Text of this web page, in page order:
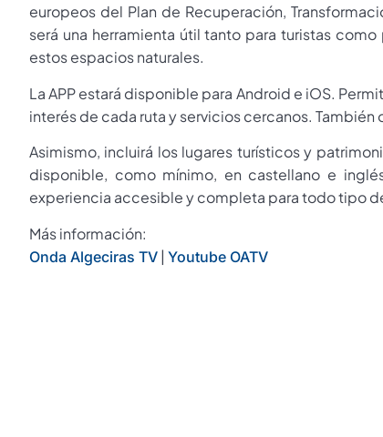
europeos del Plan de Recuperación,
será una herramienta útil tanto para turistas
estos espacios naturales.
La APP estará disponible para Android e iOS.
interés de cada ruta y servicios cercanos.
Asimismo, incluirá los lugares turísticos y
disponible, como mínimo, en castellano e
experiencia accesible y completa para todo tipo
Más información:
Onda Algeciras TV | Youtube OATV